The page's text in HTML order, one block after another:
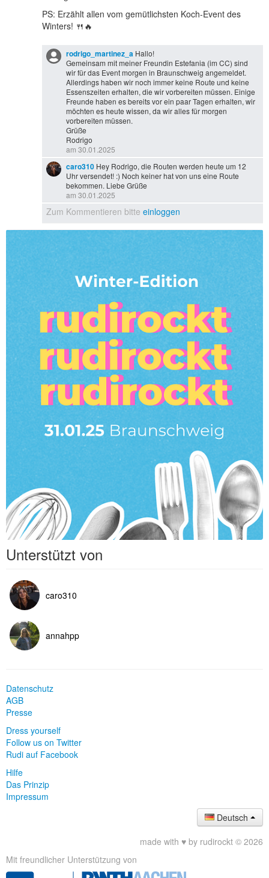
PS: Erzählt allen vom gemütlichsten Koch-Event des
Winters! 🍴🔥
rodrigo_martinez_a Hallo!
Gemeinsam mit meiner Freundin Estefania (im CC) sind
wir für das Event morgen in Braunschweig angemeldet.
Allerdings haben wir noch immer keine Route und keine
Essenszeiten erhalten, die wir vorbereiten müssen. Einige
Freunde haben es bereits vor ein paar Tagen erhalten, wir
möchten es heute wissen, da wir alles für morgen
vorbereiten müssen.
Grüße
Rodrigo
am 30.01.2025
caro310 Hey Rodrigo, die Routen werden heute um 12
Uhr versendet! :) Noch keiner hat von uns eine Route
bekommen. Liebe Grüße
am 30.01.2025
Zum Kommentieren bitte einloggen
Unterstützt von
caro310
annahpp
Datenschutz
AGB
Presse
Dress yourself
Follow us on Twitter
Rudi auf Facebook
Hilfe
Das Prinzip
Impressum
Deutsch
made with ♥ by rudirockt © 2026
Mit freundlicher Unterstützung von